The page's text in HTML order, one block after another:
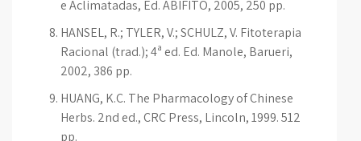
e Aclimatadas, Ed. ABIFITO, 2005, 250 pp.
HANSEL, R.; TYLER, V.; SCHULZ, V. Fitoterapia
Racional (trad.); 4ª ed. Ed. Manole, Barueri,
2002, 386 pp.
HUANG, K.C. The Pharmacology of Chinese
Herbs. 2nd ed., CRC Press, Lincoln, 1999. 512
pp.